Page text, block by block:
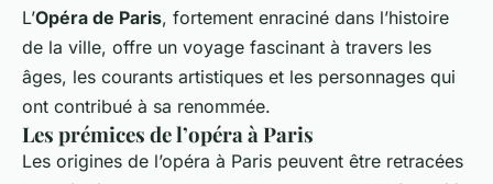
L’Opéra de Paris, fortement enraciné dans l’histoire
de la ville, offre un voyage fascinant à travers les
âges, les courants artistiques et les personnages qui
ont contribué à sa renommée.
Les prémices de l’opéra à Paris
Les origines de l’opéra à Paris peuvent être retracées